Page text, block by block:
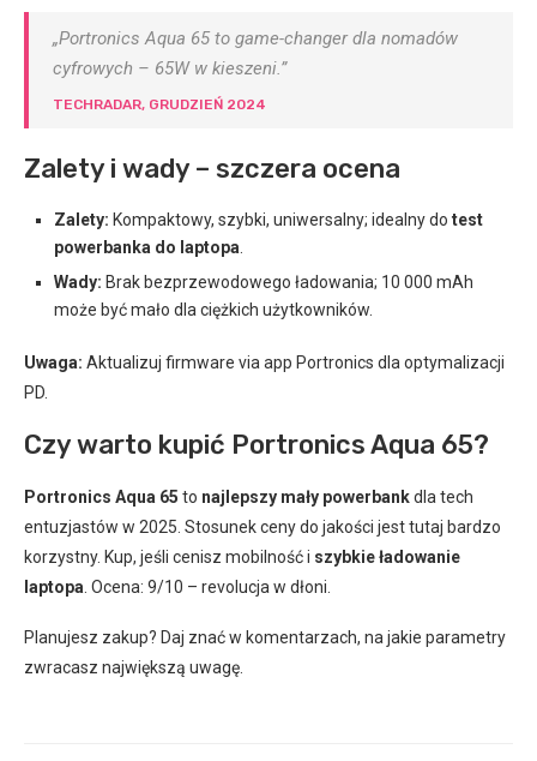
„Portronics Aqua 65 to game-changer dla nomadów
cyfrowych – 65W w kieszeni.”
TECHRADAR, GRUDZIEŃ 2024
Zalety i wady – szczera ocena
Zalety: Kompaktowy, szybki, uniwersalny; idealny do test
powerbanka do laptopa
Wady: Brak bezprzewodowego ładowania; 10 000 mAh
może być mało dla ciężkich użytkowników.
Uwaga: Aktualizuj firmware via app Portronics dla optymalizacji
PD.
Czy warto kupić Portronics Aqua 65?
Portronics Aqua 65 to najlepszy mały powerbankdla tech
entuzjastów w 2025. Stosunek ceny do jakości jest tutaj bardzo
korzystny. Kup, jeśli cenisz mobilność i szybkie ładowanie
laptopa . Ocena: 9/10 – revolucja w dłoni.
Planujesz zakup? Daj znać w komentarzach, na jakie parametry
zwracasz największą uwagę.